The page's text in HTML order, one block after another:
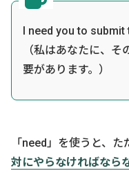
I need you to
（私はあなたに、
要があります。）
「need」を使うと、
対にやらなければなら